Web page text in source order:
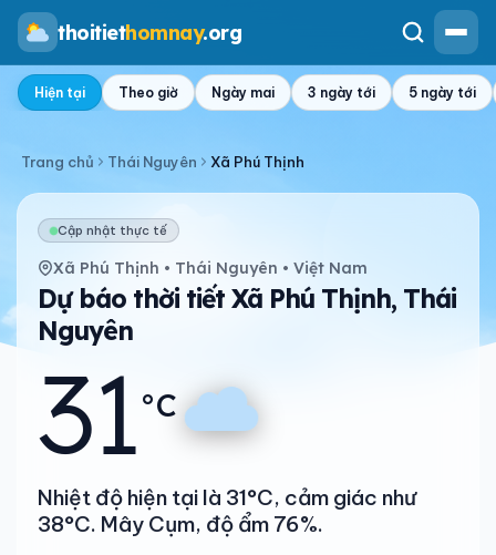
thoitiethomnay.org
Hiện tại Theo giờ Ngày mai 3 ngày tới 5 ngày tới
Trang chủ Thái Nguyên Xã Phú Thịnh
Cập nhật thực tế
Xã Phú Thịnh • Thái Nguyên • Việt Nam
Dự báo thời tiết Xã Phú Thịnh, Thái
Nguyên
31°C
Nhiệt độ hiện tại là 31°C, cảm giác như
38°C. Mây Cụm, độ ẩm 76%.